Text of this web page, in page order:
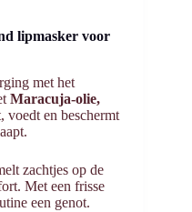
lipmasker voor
met het
Maracuja-olie,
voedt en beschermt
zachtjes op de
Met een frisse
een genot.